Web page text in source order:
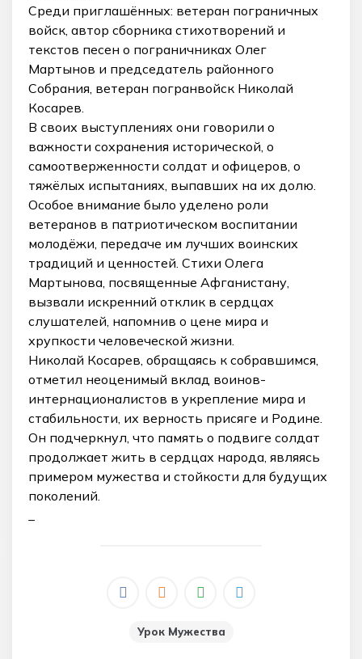
Среди приглашённых: ветеран пограничных
войск, автор сборника стихотворений и
текстов песен о пограничниках Олег
Мартынов и председатель районного
Собрания, ветеран погранвойск Николай
Косарев.
В своих выступлениях они говорили о
важности сохранения исторической, о
самоотверженности солдат и офицеров, о
тяжёлых испытаниях, выпавших на их долю.
Особое внимание было уделено роли
ветеранов в патриотическом воспитании
молодёжи, передаче им лучших воинских
традиций и ценностей. Стихи Олега
Мартынова, посвященные Афганистану,
вызвали искренний отклик в сердцах
слушателей, напомнив о цене мира и
хрупкости человеческой жизни.
Николай Косарев, обращаясь к собравшимся,
отметил неоценимый вклад воинов-
интернационалистов в укрепление мира и
стабильности, их верность присяге и Родине.
Он подчеркнул, что память о подвиге солдат
продолжает жить в сердцах народа, являясь
примером мужества и стойкости для будущих
поколений.
Урок Мужества